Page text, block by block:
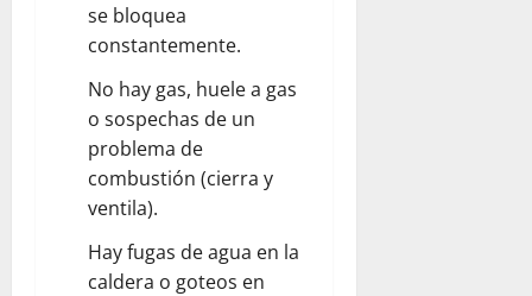
se bloquea
constantemente.
No hay gas, huele a gas
o sospechas de un
problema de
combustión (cierra y
ventila).
Hay fugas de agua en la
caldera o goteos en